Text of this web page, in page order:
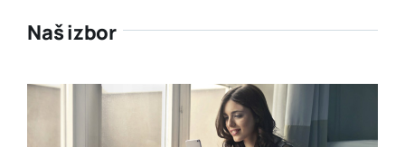
Naš izbor